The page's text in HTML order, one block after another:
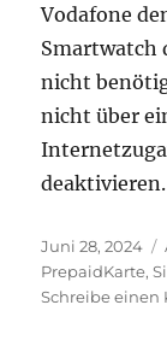
Vodafone
Smartwatch
nicht
nicht über
deaktivieren.
Veröffentlicht
am
Juni 28, 2024
PrepaidKarte,
Schreibe einen